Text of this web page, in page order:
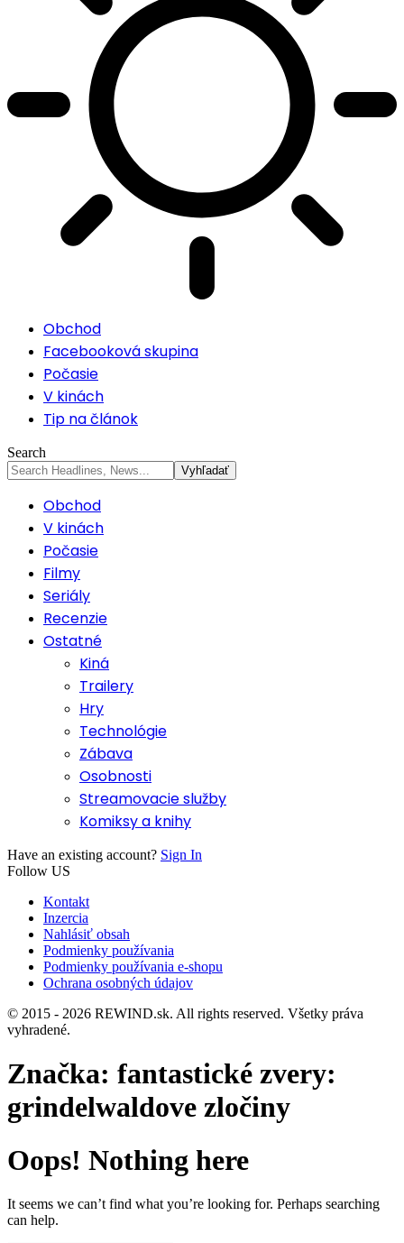
Obchod
Facebooková skupina
Počasie
V kinách
Tip na článok
Search
Obchod
V kinách
Počasie
Filmy
Seriály
Recenzie
Ostatné
Kiná
Trailery
Hry
Technológie
Zábava
Osobnosti
Streamovacie služby
Komiksy a knihy
Have an existing account? Sign In
Follow US
Kontakt
Inzercia
Nahlásiť obsah
Podmienky používania
Podmienky používania e-shopu
Ochrana osobných údajov
© 2015 - 2026 REWIND.sk. All rights reserved. Všetky práva
vyhradené.
Značka: fantastické zvery:
grindelwaldove zločiny
Oops! Nothing here
It seems we can’t find what you’re looking for. Perhaps searching
can help.